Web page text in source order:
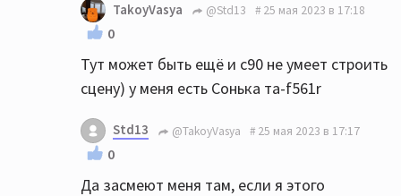
TakoyVasya @Std13 25 мая 2023 в 17:18
0
Тут может быть ещё и с90 не умеет строить
сцену) у меня есть Сонька та-f561r
Std13 @TakoyVasya 25 мая 2023 в 17:17
0
Да засмеют меня там, если я этого